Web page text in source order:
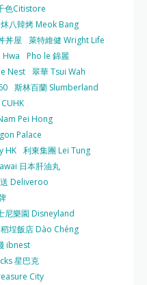
色Citistore
炑八韓烤 Meok Bang
丼屋
萊特維健 Wright Life
Hwa
Pho le 錦麗
Nest 翠華 Tsui Wah
斯林百蘭 Slumberland
Pei Hong
Palace
HK 利東集團 Lei Tung
日本肝油丸
Deliveroo
尼樂園 Disneyland
稻埕飯店 Dào Chéng
ibnest
星巴克
City